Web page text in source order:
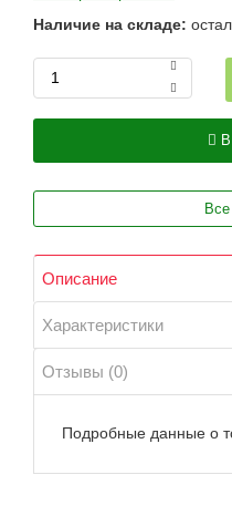
Наличие на складе:
Описание
Характеристики
Отзывы (0)
Подробные данные о